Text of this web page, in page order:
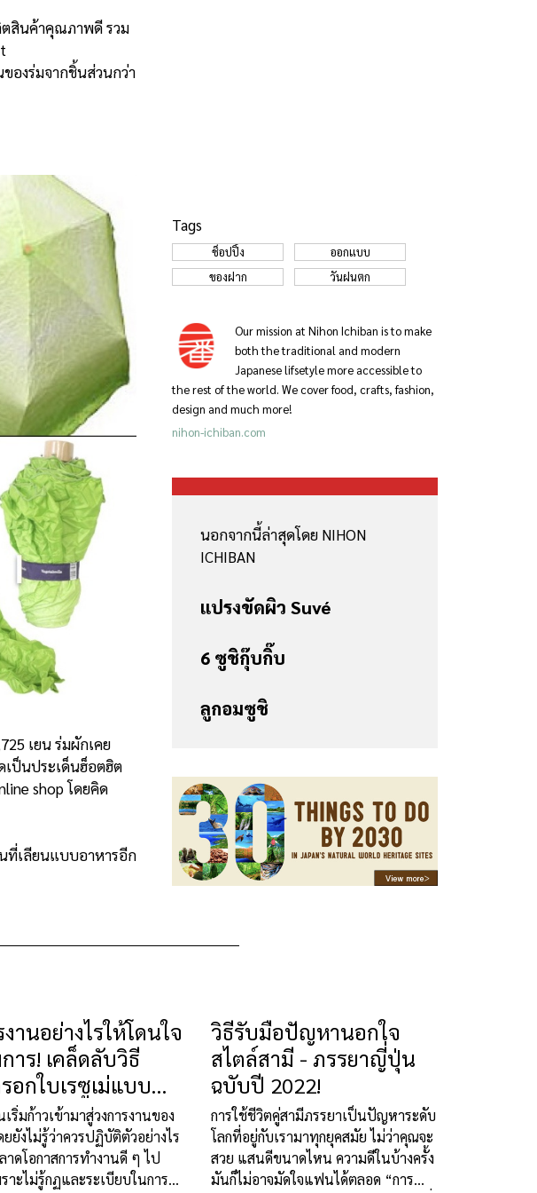
ตสินค้าคุณภาพดี รวม
ของร่มจากชิ้นส่วนกว่า
เยน ร่มผักเคย
เป็นประเด็นฮ็อตฮิต
shop โดยคิด
ที่เลียนแบบอาหารอีก
Tags
ช็อปปิ้ง
ออกแบบ
ของฝาก
วันฝนตก
Our mission at Nihon Ichiban is to make
both the traditional and modern
Japanese lifsetyle more accessible to
the rest of the world. We cover food, crafts, fashion,
design and much more!
nihon-ichiban.com
นอกจากนี้ล่าสุดโดย NIHON
ICHIBAN
แปรงขัดผิว Suvé
6 ซูชิกุ๊บกิ๊บ
ลูกอมซูชิ
านอย่างไรให้โดนใจ
าร! เคล็ดลับวิธี
อกใบเรซูเม่แบบ
ริ่มก้าวเข้ามาสู่วงการงานของ
ยังไม่รู้ว่าควรปฏิบัติตัวอย่างไร
ดโอกาสการทำงานดี ๆ ไป
าะไม่รู้กฏและระเบียบในการ
วิธีรับมือปัญหานอกใจ
สไตล์สามี - ภรรยาญี่ปุ่น
ฉบับปี 2022!
การใช้ชีวิตคู่สามีภรรยาเป็นปัญหาระดับ
โลกที่อยู่กับเรามาทุกยุคสมัย ไม่ว่าคุณจะ
สวย แสนดีขนาดไหน ความดีในบ้างครั้ง
มันก็ไม่อาจมัดใจแฟนได้ตลอด “การ